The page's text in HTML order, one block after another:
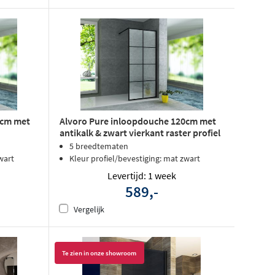
met
Alvoro Pure inloopdouche 120cm met
antikalk & zwart vierkant raster profiel
5 breedtematen
Kleur profiel/bevestiging: mat zwart
Levertijd: 1 week
589,-
Vergelijk
Te zien in onze showroom